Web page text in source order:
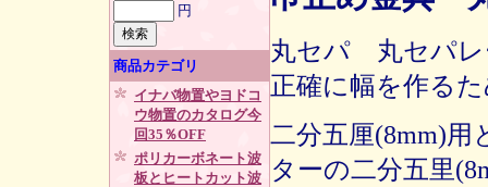
円
商品カテゴリ
イナバ物置やヨドコ
ウ物置のカタログ今
回35％OFF
ポリカーボネート波
板とヒートカット波
丸セパ 丸セパレ
正確に幅を作る
二分五厘(8mm)
ターの二分五里